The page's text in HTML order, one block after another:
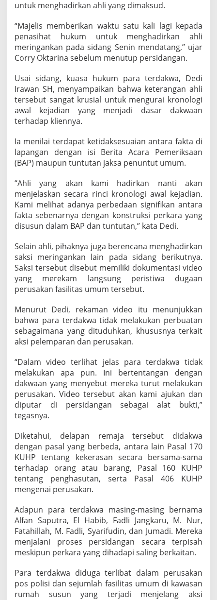
m
m
K
u
a
a
u
k
u
m
a
p
A
u
a
n
B
u
V
i
o
untuk menghadirkan ahli yang dimaksud.
“Majelis memberikan waktu satu kali lagi kepada
penasihat hukum untuk menghadirkan ahli
meringankan pada sidang Senin mendatang,” ujar
Corry Oktarina sebelum menutup persidangan.
Usai sidang, kuasa hukum para terdakwa, Dedi
Irawan SH, menyampaikan bahwa keterangan ahli
tersebut sangat krusial untuk mengurai kronologi
awal kejadian yang menjadi dasar dakwaan
terhadap kliennya.
Ia menilai terdapat ketidaksesuaian antara fakta di
lapangan dengan isi Berita Acara Pemeriksaan
(BAP) maupun tuntutan jaksa penuntut umum.
“Ahli yang akan kami hadirkan nanti akan
menjelaskan secara rinci kronologi awal kejadian.
Kami melihat adanya perbedaan signifikan antara
fakta sebenarnya dengan konstruksi perkara yang
disusun dalam BAP dan tuntutan,” kata Dedi.
Selain ahli, pihaknya juga berencana menghadirkan
saksi meringankan lain pada sidang berikutnya.
Saksi tersebut disebut memiliki dokumentasi video
yang merekam langsung peristiwa dugaan
perusakan fasilitas umum tersebut.
Menurut Dedi, rekaman video itu menunjukkan
bahwa para terdakwa tidak melakukan perbuatan
sebagaimana yang dituduhkan, khususnya terkait
aksi pelemparan dan perusakan.
“Dalam video terlihat jelas para terdakwa tidak
melakukan apa pun. Ini bertentangan dengan
dakwaan yang menyebut mereka turut melakukan
perusakan. Video tersebut akan kami ajukan dan
diputar di persidangan sebagai alat bukti,”
tegasnya.
Diketahui, delapan remaja tersebut didakwa
dengan pasal yang berbeda, antara lain Pasal 170
KUHP tentang kekerasan secara bersama-sama
terhadap orang atau barang, Pasal 160 KUHP
tentang penghasutan, serta Pasal 406 KUHP
mengenai perusakan.
Adapun para terdakwa masing-masing bernama
Alfan Saputra, El Habib, Fadli Jangkaru, M. Nur,
Fatahillah, M. Fadli, Syarifudin, dan Jumadi. Mereka
menjalani proses persidangan secara terpisah
meskipun perkara yang dihadapi saling berkaitan.
Para terdakwa diduga terlibat dalam perusakan
pos polisi dan sejumlah fasilitas umum di kawasan
rumah susun yang terjadi menjelang aksi